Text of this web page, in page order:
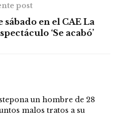
post
sábado en el CAE La
‘Se acabó’
un hombre de 28
malos tratos a su